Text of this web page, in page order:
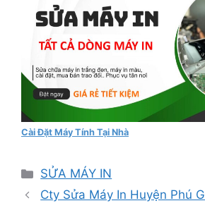
Cài Đặt Máy Tính Tại Nhà
Danh
mục
SỬA MÁY IN
Cty Sửa Máy In Huyện Phú